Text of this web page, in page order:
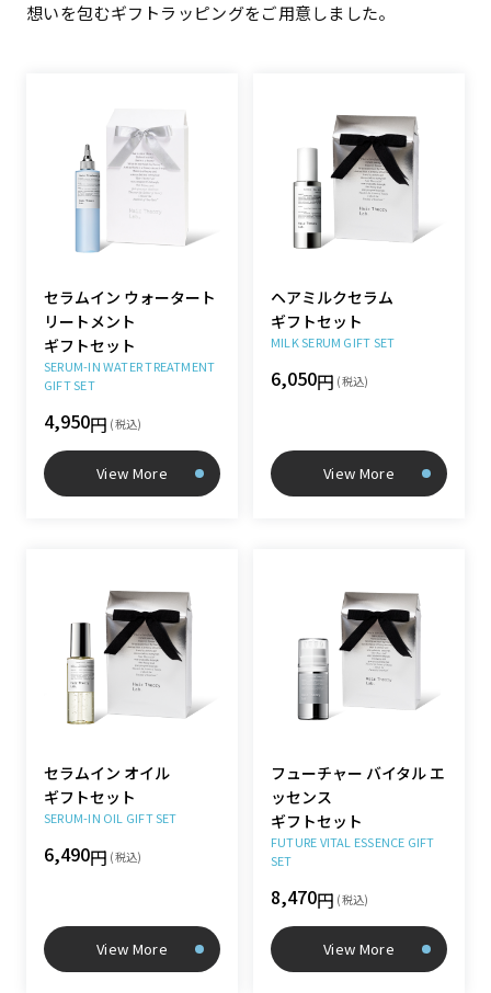
想いを包むギフトラッピングをご用意しました。
セラムイン ウォータート
リートメント
ギフトセット
SERUM-IN WATER TREATMENT
GIFT SET
4,950円 (税込)
View More
ヘアミルクセラム
ギフトセット
MILK SERUM GIFT SET
6,050円 (税込)
View More
セラムイン オイル
ギフトセット
SERUM-IN OIL GIFT SET
6,490円 (税込)
View More
フューチャー バイタル エ
ッセンス
ギフトセット
FUTURE VITAL ESSENCE GIFT
SET
8,470円 (税込)
View More